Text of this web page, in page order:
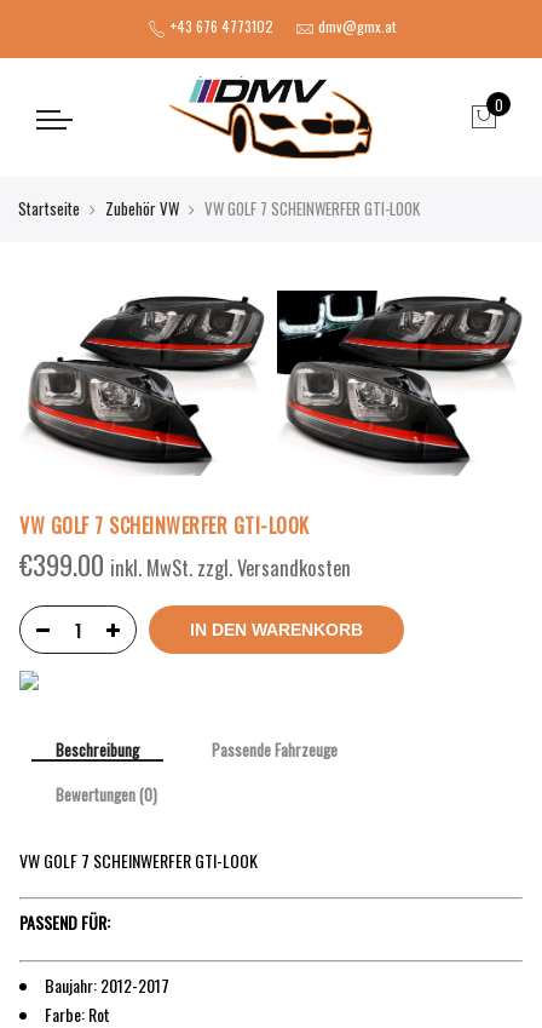
+43 676 4773102 dmv@gmx.at
0
Startseite Zubehör VW VW GOLF 7 SCHEINWERFER GTI-LOOK
VW GOLF 7 SCHEINWERFER GTI-LOOK
€399.00 inkl. MwSt. zzgl. Versandkosten
IN DEN WARENKORB
Beschreibung
Passende Fahrzeuge
Bewertungen (0)
VW GOLF 7 SCHEINWERFER GTI-LOOK
PASSEND FÜR:
Baujahr: 2012-2017
Farbe: Rot